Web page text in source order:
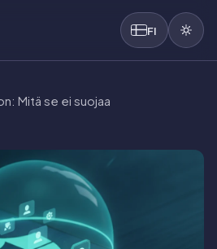
FI
Mitä se ei suojaa